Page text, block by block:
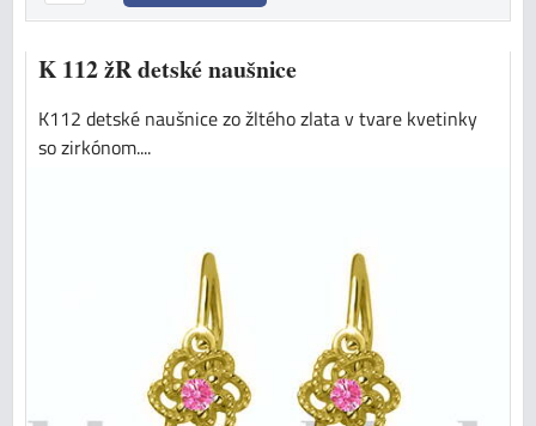
K 112 žR detské naušnice
K112 detské naušnice zo žltého zlata v tvare kvetinky
so zirkónom....